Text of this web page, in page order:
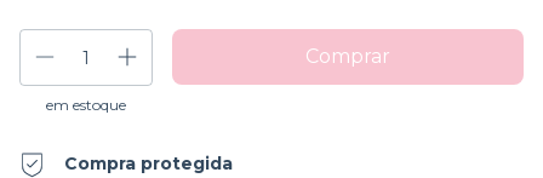
em estoque
Compra protegida